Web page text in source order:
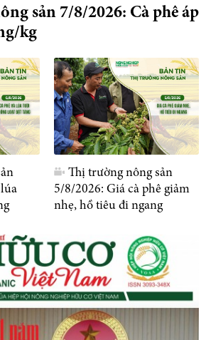
sản 7/8/2026: Cà phê áp
kg
Thị trường nông sản
5/8/2026: Giá cà phê giảm
nhẹ, hồ tiêu đi ngang